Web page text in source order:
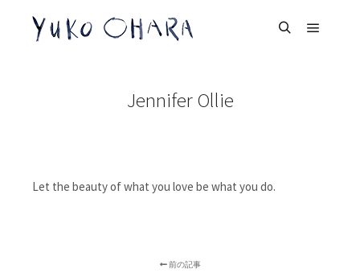
Jennifer Ollie
Let the beauty of what you love be what you do.
前の記事